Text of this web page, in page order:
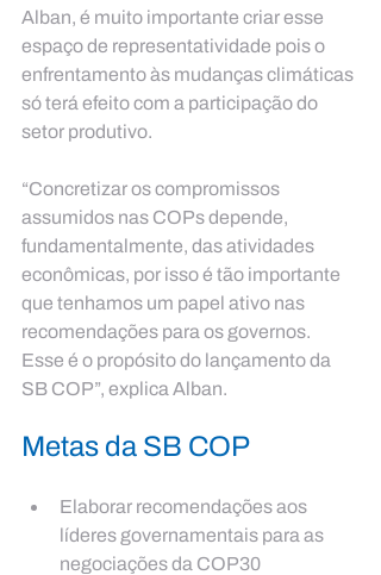
Alban, é muito importante criar esse
espaço de representatividade pois o
enfrentamento às mudanças climáticas
só terá efeito com a participação do
setor produtivo.
“Concretizar os compromissos
assumidos nas COPs depende,
fundamentalmente, das atividades
econômicas, por isso é tão importante
que tenhamos um papel ativo nas
recomendações para os governos.
Esse é o propósito do lançamento da
SB COP”, explica Alban.
Metas da SB COP
Elaborar recomendações aos
líderes governamentais para as
negociações da COP30